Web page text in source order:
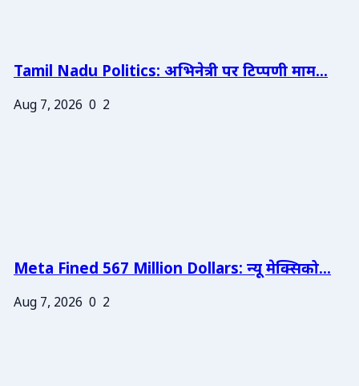
Tamil Nadu Politics: अभिनेत्री पर टिप्पणी माम...
Aug 7, 2026 0 2
Meta Fined 567 Million Dollars: न्यू मेक्सिको...
Aug 7, 2026 0 2